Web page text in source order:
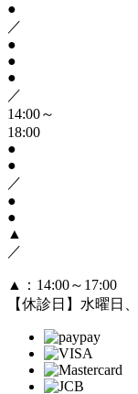
●
／
●
●
●
／
14:00～
18:00
●
●
／
●
●
▲
／
▲
：14:00～17:00
【休診日】水曜日